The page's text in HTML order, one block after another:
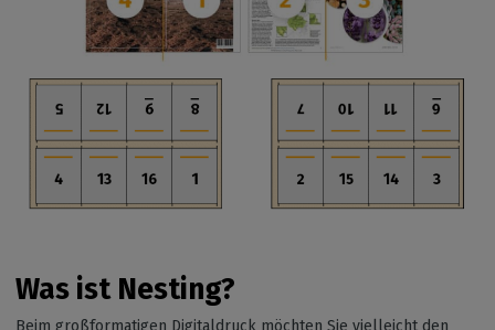
Was ist Nesting?
Beim großformatigen Digitaldruck möchten Sie vielleicht den